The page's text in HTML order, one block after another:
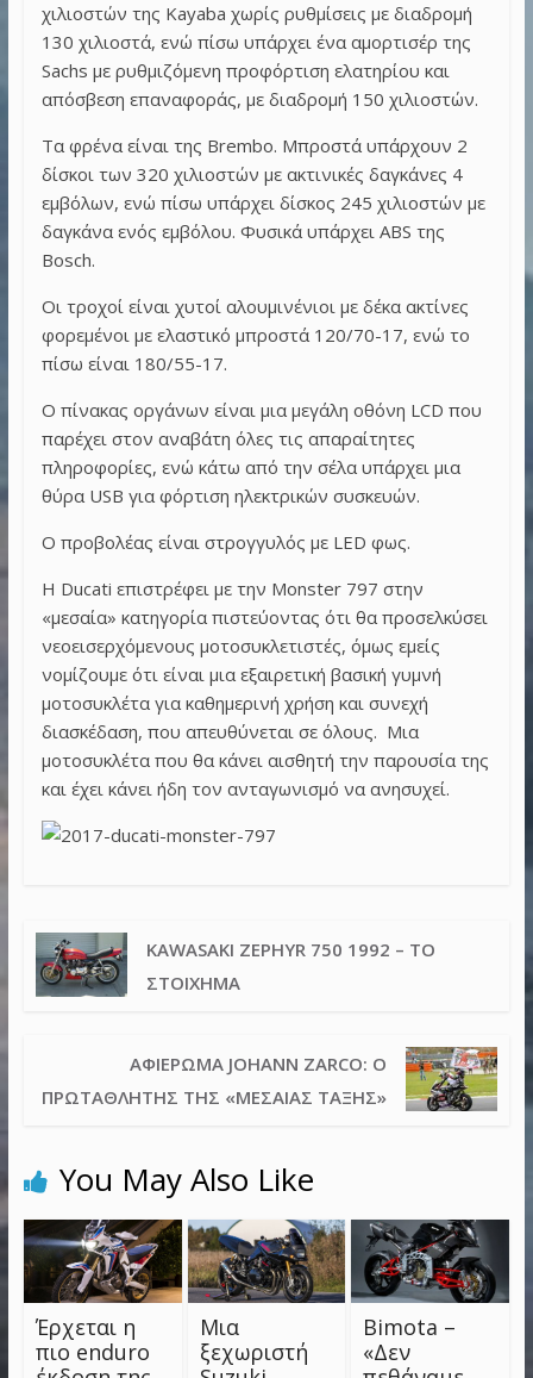
χιλιοστών της Kayaba χωρίς ρυθμίσεις με διαδρομή
130 χιλιοστά, ενώ πίσω υπάρχει ένα αμορτισέρ της
Sachs με ρυθμιζόμενη προφόρτιση ελατηρίου και
απόσβεση επαναφοράς, με διαδρομή 150 χιλιοστών.
Τα φρένα είναι της Brembo. Μπροστά υπάρχουν 2
δίσκοι των 320 χιλιοστών με ακτινικές δαγκάνες 4
εμβόλων, ενώ πίσω υπάρχει δίσκος 245 χιλιοστών με
δαγκάνα ενός εμβόλου. Φυσικά υπάρχει ABS της
Bosch.
Οι τροχοί είναι χυτοί αλουμινένιοι με δέκα ακτίνες
φορεμένοι με ελαστικό μπροστά 120/70-17, ενώ το
πίσω είναι 180/55-17.
Ο πίνακας οργάνων είναι μια μεγάλη οθόνη LCD που
παρέχει στον αναβάτη όλες τις απαραίτητες
πληροφορίες, ενώ κάτω από την σέλα υπάρχει μια
θύρα USB για φόρτιση ηλεκτρικών συσκευών.
Ο προβολέας είναι στρογγυλός με LED φως.
Η Ducati επιστρέφει με την Monster797 στην
«μεσαία» κατηγορία πιστεύοντας ότι θα προσελκύσει
νεοεισερχόμενους μοτοσυκλετιστές, όμως εμείς
νομίζουμε ότι είναι μια εξαιρετική βασική γυμνή
μοτοσυκλέτα για καθημερινή χρήση και συνεχή
διασκέδαση, που απευθύνεται σε όλους. Μια
μοτοσυκλέτα που θα κάνει αισθητή την παρουσία της
και έχει κάνει ήδη τον ανταγωνισμό να ανησυχεί.
KAWASAKI ZEPHYR 750 1992 – ΤΟ
ΣΤΟΊΧΗΜΑ
ΑΦΙΈΡΩΜΑ JOHANN ZARCO: Ο
ΠΡΩΤΑΘΛΗΤΉΣ ΤΗΣ «ΜΕΣΑΊΑΣ ΤΆΞΗΣ»
You May Also Like
Έρχεται η
πιο enduro
Μια
ξεχωριστή
Bimota –
«Δεν